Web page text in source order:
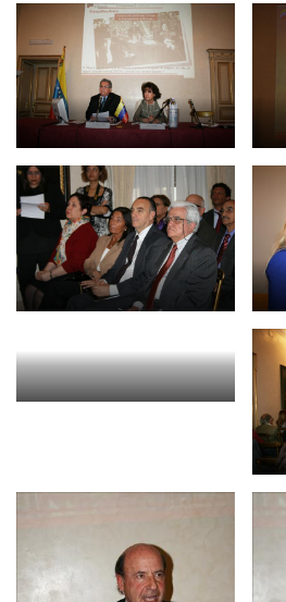
Para las empresas
Registro de proveedores
Contratos/Acuerdos/Grant
NEWSLETTER